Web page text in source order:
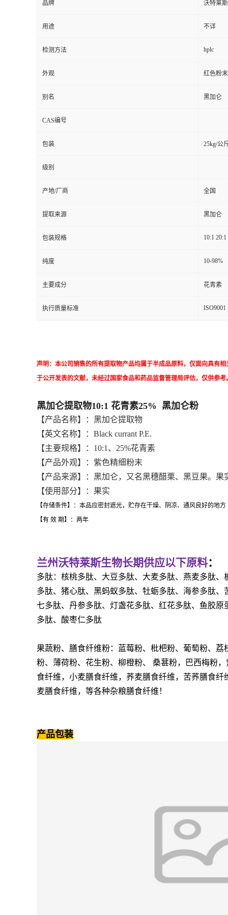
品牌 沃特莱
用途 不详
检测方法 hplc
外观 红色粉末
别名 黑加仑
CAS编号
包装 25kg/公
级别
产地/厂商 全国
提取来源 黑加仑
包装规格 10:1 20:1
纯度 10-98%
主要成分 花青素
执行质量标准 ISO9001
声明：本公司销售的所有提取物产品均属于半成品原料，仅面向具有
于公开发表的文献，未经过国家食品和药品监督管理局评估，仅供参考
黑加仑提取物10:1 花青素25% 黑加仑粉
【产品名称】：黑加仑提取物
【英文名称】：Black currant P.E.
【主要规格】：10:1、25%花青素
【产品外观】：紫色精细粉末
【产品来源】： 黑加仑，又名黑穗醋栗、黑豆果。
【使用部分】：果实
【存储条件】：本品应密封遮光，贮存在干燥、阴凉、通风良好的地方
【有 效 期】：两年
兰州沃特莱斯生物长期供应以下原料：
多肽：核桃多肽、大豆多肽、大麦多肽、燕麦多肽、
多肽、猪心肽、黑蚂蚁多肽、牡蛎多肽、海参多肽
七多肽、丹参多肽、灯盏花多肽、红花多肽、鱼胶
多肽、酸枣仁多肽
果蔬粉、膳食纤维粉：蓝莓粉、枇杷粉、葡萄粉、
粉、薄荷粉、花生粉、柳橙粉、
桑葚粉，巴西梅粉
食纤维，小麦膳食纤维，荞麦膳食纤维，苦荞膳食
麦膳食纤维，等各种杂粮膳食纤维！
产品包装